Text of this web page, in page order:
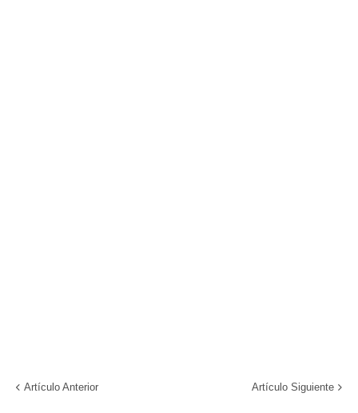
Artículo Anterior Artículo Siguiente